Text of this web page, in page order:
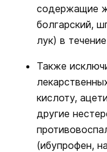
содержащие
болгарский,
лук) в
Также
кислоту,
другие
(ибупрофен,